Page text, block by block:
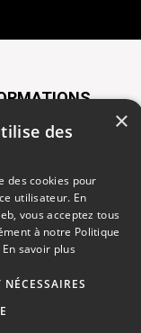
vous atelier
légales
×
des
des cookies pour
utilisateur. En
vous acceptez tous
à notre Politique
En savoir plus